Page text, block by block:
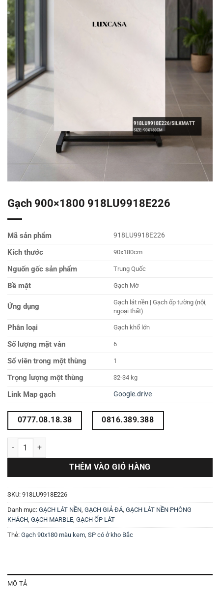
Gạch 900×1800 918LU9918E226
Mã sản phẩm 918LU9918E226
Kích thước 90x180cm
Nguốn gốc sản phẩm Trung Quốc
Bề mặt Gạch Mờ
Ứng dụng
Gạch lát nền | Gạch ốp tường (nội,
ngoại thất)
Phân loại Gạch khổ lớn
Số lượng mặt vân 6
Số viên trong một thùng 1
Trọng lượng một thùng 32-34 kg
Link Map gạch Google.drive
0777.08.18.38 0816.389.388
Gạch 900x1800 918LU9918E226 số lượng
THÊM VÀO GIỎ HÀNG
SKU: 918LU9918E226
Danh mục: GẠCH LÁT NỀN, GẠCH GIẢ ĐÁ, GẠCH LÁT NỀN PHÒNG
KHÁCH, GẠCH MARBLE, GẠCH ỐP LÁT
Thẻ: Gạch 90x180 màu kem, SP có ở kho Bắc
MÔ TẢ